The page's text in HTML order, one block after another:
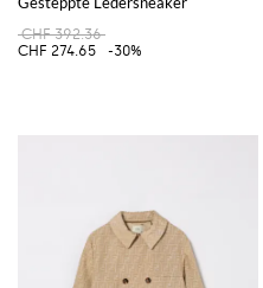
CHF 392.36
CHF 274.65
-30%